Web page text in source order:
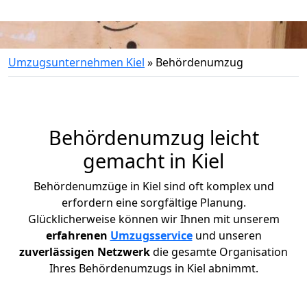
Umzugsunternehmen Kiel » Behördenumzug
Behördenumzug leicht
gemacht in Kiel
Behördenumzüge in Kiel sind oft komplex und
erfordern eine sorgfältige Planung.
Glücklicherweise können wir Ihnen mit unserem
erfahrenen Umzugsserviceund unseren
zuverlässigen Netzwerkdie gesamte Organisation
Ihres Behördenumzugs in Kiel abnimmt.